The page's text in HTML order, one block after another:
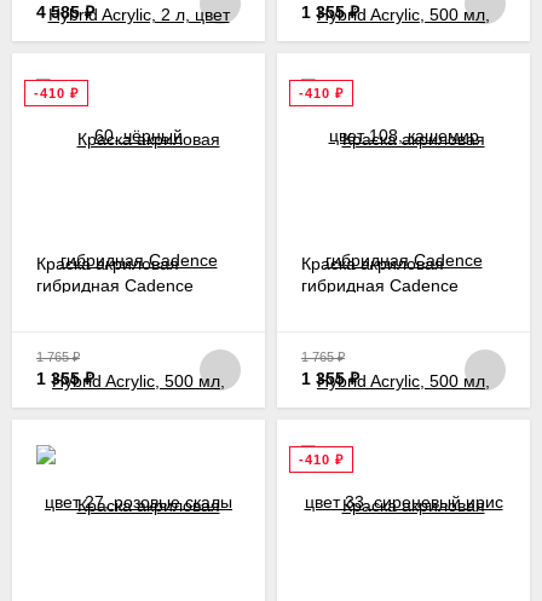
4 585₽ 1 355₽
-410 ₽
Краска акриловая
гибридная Cadence
(Седона)
1 765₽
1 355₽
-410 ₽
Краска акриловая
гибридная Cadence
1 765₽
1 355₽
-410 ₽